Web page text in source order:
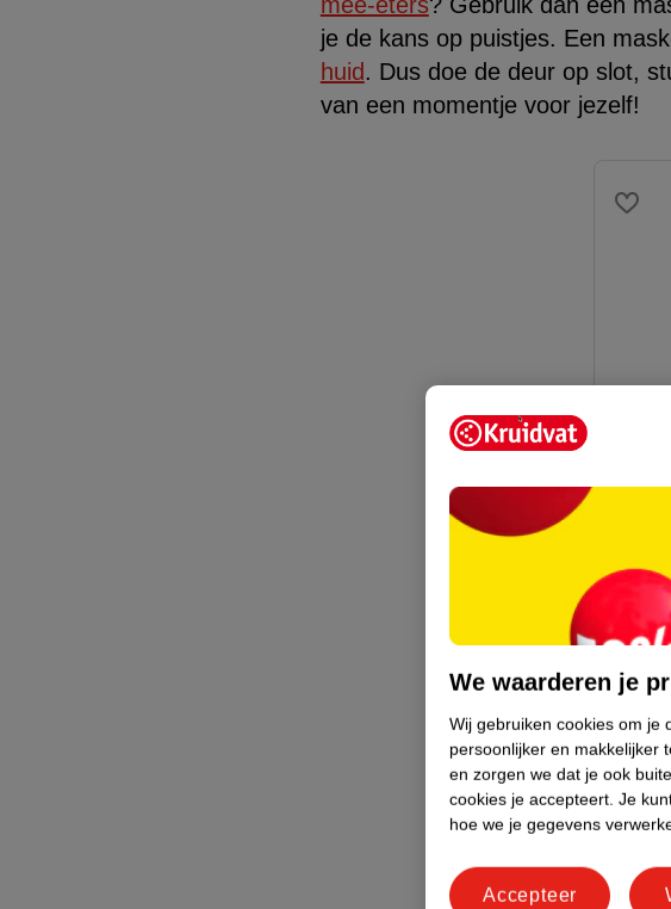
je de kans op puistjes. Een
huid. Dus doe de deur op slot,
van een momentje voor jezelf!
3
32g -
We waarderen je
Wij gebruiken cookies om je
persoonlijker en makkelijker
en zorgen we dat je ook
cookies je accepteert. Je
hoe we je gegevens
Accepteer